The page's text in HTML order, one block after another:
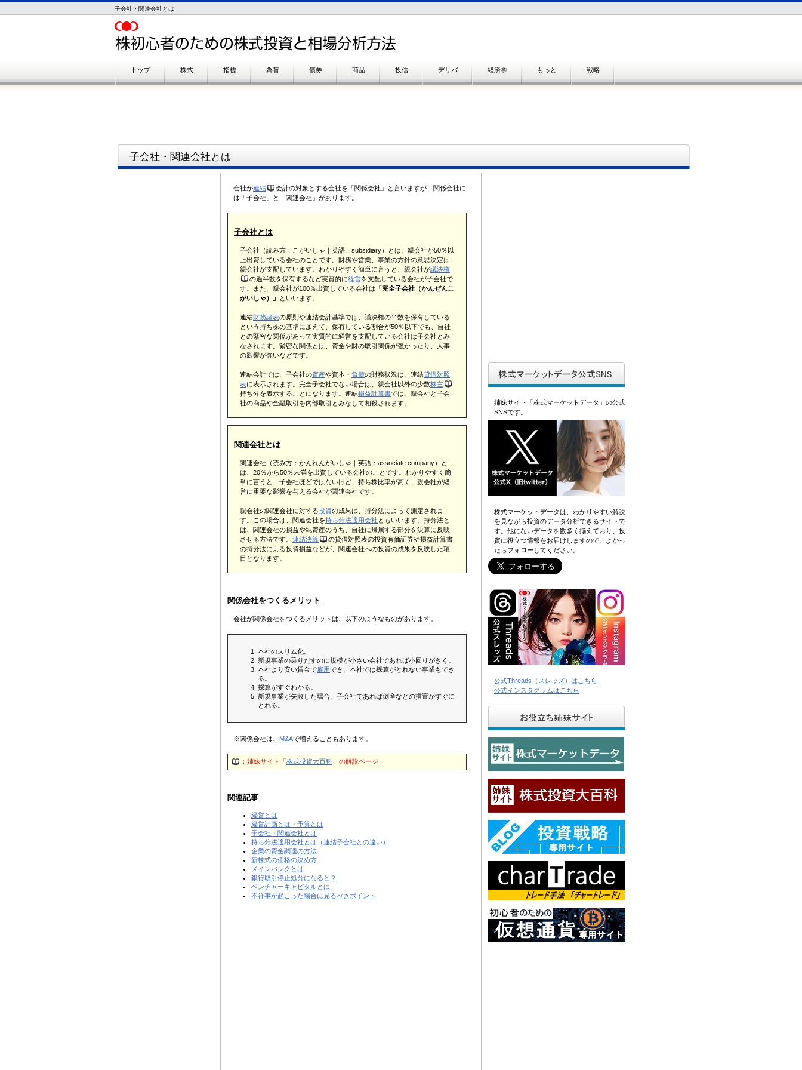
子会社・関連会社とは
子会社・関連会社とは
会社が連結
会計の対象とする会社を「関係会社」と言いますが、関係会社に
は「子会社」と「関連会社」があります。
子会社とは
子会社（読み方：こがいしゃ｜英語：subsidiary）とは、親会社が50％以
上出資している会社のことです。財務や営業、事業の方針の意思決定は
親会社が支配しています。わかりやすく簡単に言うと、親会社が議決権
の過半数を保有するなど実質的に経営を支配している会社が子会社で
す。また、親会社が100％出資している会社は 「完全子会社（かんぜんこ
がいしゃ）」
といいます。
連結財務諸表の原則や連結会計基準では、議決権の半数を保有している
という持ち株の基準に加えて、保有している割合が50％以下でも、自社
との緊密な関係があって実質的に経営を支配している会社は子会社とみ
なされます。緊密な関係とは、資金や財の取引関係が強かったり、人事
の影響が強いなどです。
連結会計では、子会社の資産や資本・ 負債の財務状況は、連結貸借対照
表に表示されます。完全子会社でない場合は、親会社以外の少数株主
持ち分を表示することになります。連結損益計算書では、親会社と子会
社の商品や金融取引を内部取引とみなして相殺されます。
関連会社とは
関連会社（読み方：かんれんがいしゃ｜英語：associate company）と
は、20％から50％未満を出資している会社のことです。わかりやすく簡
単に言うと、子会社ほどではないけど、持ち株比率が高く、親会社が経
営に重要な影響を与える会社が関連会社です。
親会社の関連会社に対する投資の成果は、持分法によって測定されま
す。この場合は、関連会社を持ち分法適用会社 ともいいます。持分法と
は、関連会社の損益や純資産のうち、自社に帰属する部分を決算に反映
させる方法です。 連結決算
の貸借対照表の投資有価証券や損益計算書
の持分法による投資損益などが、関連会社への投資の成果を反映した項
目となります。
関係会社をつくるメリット
会社が関係会社をつくるメリットは、以下のようなものがあります。
本社のスリム化。
新規事業の乗りだすのに規模が小さい会社であれば小回りがきく。
本社より安い賃金で雇用でき、本社では採算がとれない事業もでき
る。
採算がすぐわかる。
新規事業が失敗した場合、子会社であれば倒産などの措置がすぐに
とれる。
※関係会社は、 M&Aで増えることもあります。
：姉妹サイト「株式投資大百科 」の解説ページ
関連記事
経営とは
経営計画とは・予算とは
子会社・関連会社とは
持ち分法適用会社とは（連結子会社との違い）
企業の資金調達の方法
新株式の価格の決め方
メインバンクとは
銀行取引停止処分になると？
ベンチャーキャピタルとは
不祥事が起こった場合に見るべきポイント
姉妹サイト「株式マーケットデータ」の公式
SNSです。
株式マーケットデータは、わかりやすい解説
を見ながら投資のデータ分析できるサイトで
す。他にないデータを数多く揃えており、投
資に役立つ情報をお届けしますので、よかっ
たらフォローしてください。
公式Threads（スレッズ）はこちら
公式インスタグラムはこちら
トップ 株式 指標 為替 債券 商品 投信 デリバ 経済学 もっと 戦略